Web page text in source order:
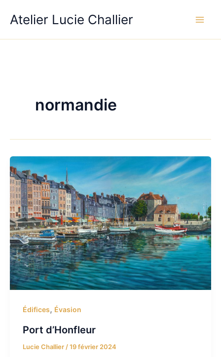
Atelier Lucie Challier
normandie
Édifices, Évasion
Port d’Honfleur
Lucie Challier /19 février 2024